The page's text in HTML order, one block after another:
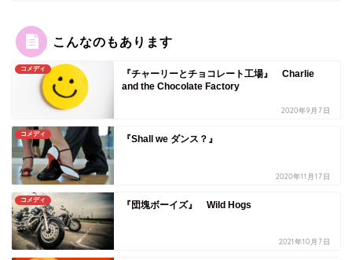
こんなのもあります
コメディ
『チャーリーとチョコレート工場』 Charlie
and the Chocolate Factory
2020年9月7日
コメディ 『Shall we ダンス？』
2020年11月17日
コメディ 『団塊ボーイズ』 Wild Hogs
2021年10月7日